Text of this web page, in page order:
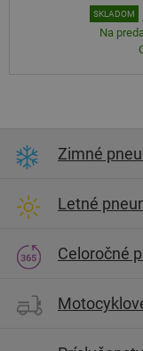
SKLADOM
Na
Zimné
Letné
Celoročné